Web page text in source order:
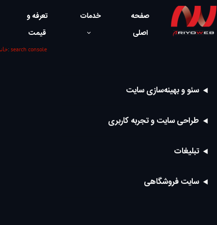
صفحه
اصلی
خدمات
تعرفه و
قیمت
/ دسته ها: search console
سئو و بهینه‌سازی سایت
طراحی سایت و تجربه کاربری
تبلیغات
سایت فروشگاهی